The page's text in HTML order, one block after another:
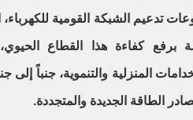
تدعيم الشبكة القومية للكهرباء،
برفع كفاءة هذا القطاع
المنزلية والتنموية، جنباً إلى
الطاقة الجديدة والمتجددة.